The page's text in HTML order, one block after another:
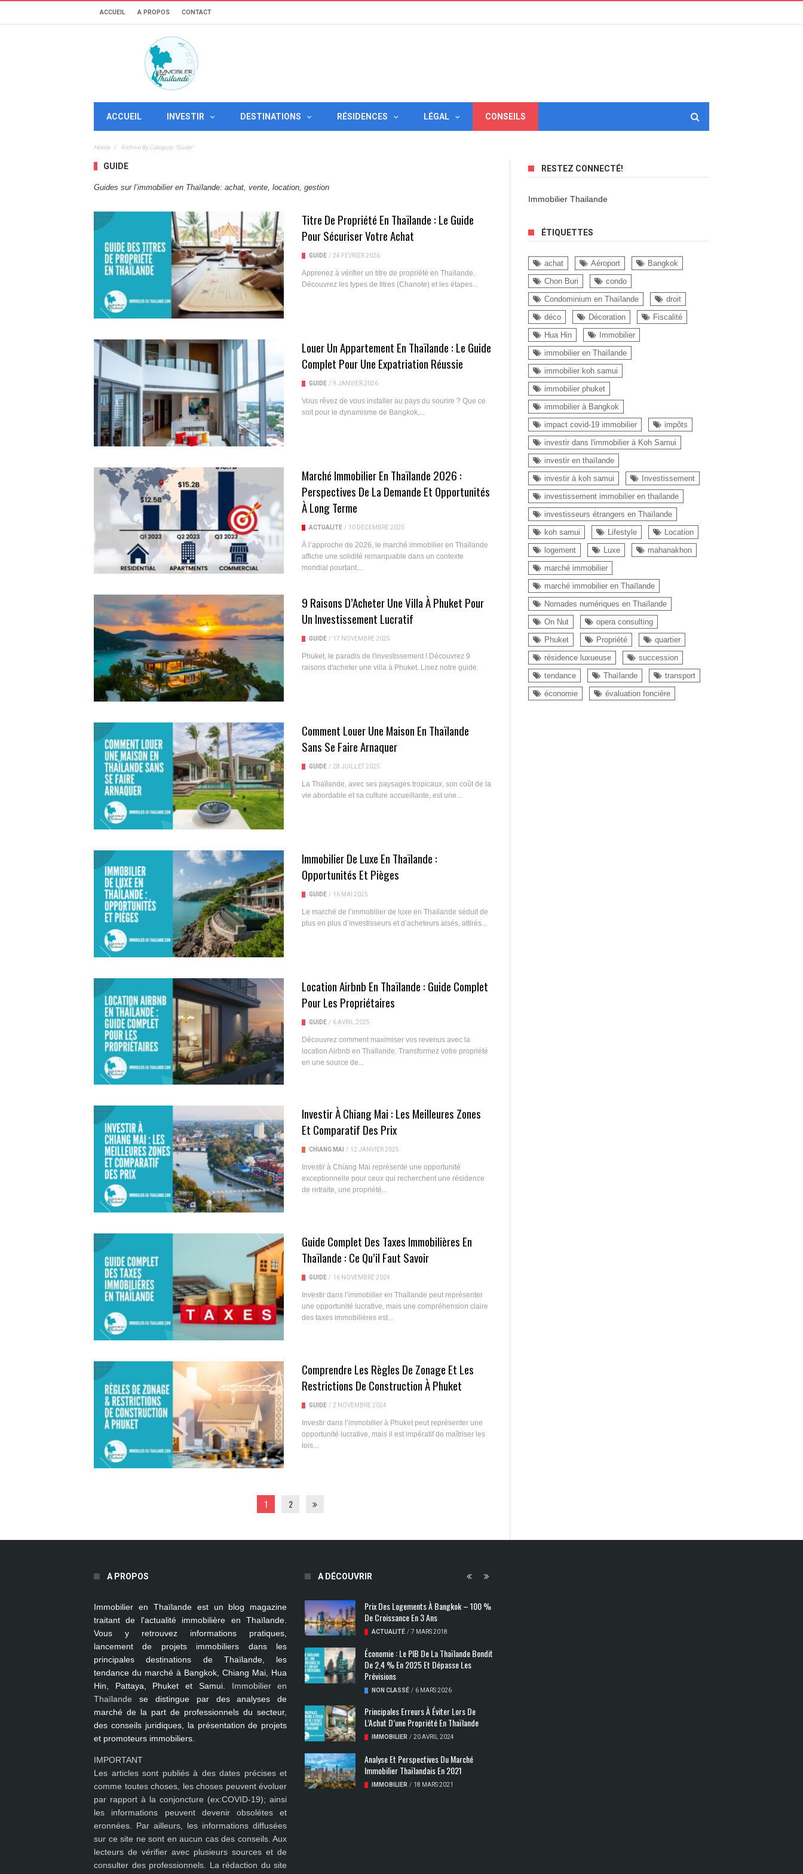
ACCUEIL A PROPOS CONTACT
ACCUEIL INVESTIR DESTINATIONS RÉSIDENCES LÉGAL CONSEILS
Home Archive By Category "Guide"
GUIDE
Guides sur l’immobilier en Thaïlande: achat, vente, location, gestion
Titre De Propriété En Thaïlande : Le Guide
Pour Sécuriser Votre Achat
GUIDE / 24 FÉVRIER 2026
Apprenez à vérifier un titre de propriété en Thaïlande.
Découvrez les types de titres (Chanote) et les étapes...
Louer Un Appartement En Thaïlande : Le Guide
Complet Pour Une Expatriation Réussie
GUIDE / 9 JANVIER 2026
Vous rêvez de vous installer au pays du sourire ? Que ce
soit pour le dynamisme de Bangkok,...
Marché Immobilier En Thaïlande 2026 :
Perspectives De La Demande Et Opportunités
À Long Terme
ACTUALITÉ / 10 DÉCEMBRE 2025
À l’approche de 2026, le marché immobilier en Thaïlande
affiche une solidité remarquable dans un contexte
mondial pourtant...
9 Raisons D’Acheter Une Villa À Phuket Pour
Un Investissement Lucratif
GUIDE / 17 NOVEMBRE 2025
Phuket, le paradis de l'investissement ! Découvrez 9
raisons d'acheter une villa à Phuket. Lisez notre guide.
Comment Louer Une Maison En Thaïlande
Sans Se Faire Arnaquer
GUIDE / 28 JUILLET 2025
La Thaïlande, avec ses paysages tropicaux, son coût de la
vie abordable et sa culture accueillante, est une...
Immobilier De Luxe En Thaïlande :
Opportunités Et Pièges
GUIDE / 16 MAI 2025
Le marché de l’immobilier de luxe en Thaïlande séduit de
plus en plus d’investisseurs et d’acheteurs aisés, attirés...
Location Airbnb En Thaïlande : Guide Complet
Pour Les Propriétaires
GUIDE / 6 AVRIL 2025
Découvrez comment maximiser vos revenus avec la
location Airbnb en Thaïlande. Transformez votre propriété
en une source de...
Investir À Chiang Mai : Les Meilleures Zones
Et Comparatif Des Prix
CHIANG MAI / 12 JANVIER 2025
Investir à Chiang Mai représente une opportunité
exceptionnelle pour ceux qui recherchent une résidence
de retraite, une propriété...
Guide Complet Des Taxes Immobilières En
Thaïlande : Ce Qu’il Faut Savoir
GUIDE / 16 NOVEMBRE 2024
Investir dans l’immobilier en Thaïlande peut représenter
une opportunité lucrative, mais une compréhension claire
des taxes immobilières est...
Comprendre Les Règles De Zonage Et Les
Restrictions De Construction À Phuket
GUIDE / 2 NOVEMBRE 2024
Investir dans l’immobilier à Phuket peut représenter une
opportunité lucrative, mais il est impératif de maîtriser les
lois...
1 2
RESTEZ CONNECTÉ!
Immobilier Thailande
ÉTIQUETTES
achat Aéroport
Bangkok
Chon Buri
condo
Condominium en Thaïlande
droit
déco
Décoration
Fiscalité
Hua Hin
Immobilier
immobilier en Thaïlande
immobilier koh samui
immobilier phuket
immobilier à Bangkok
impact covid-19 immobilier
impôts
investir dans l'immobilier à Koh Samui
investir en thaïlande
investir à koh samui
Investissement
investissement immobilier en thailande
investisseurs étrangers en Thaïlande
koh samui
Lifestyle
Location
logement
Luxe
mahanakhon
marché immobilier
marché immobilier en Thaïlande
Nomades numériques en Thaïlande
On Nut
opera consulting
Phuket
Propriété
quartier
résidence luxueuse
succession
tendance
Thaïlande
transport
économie
évaluation foncière
A PROPOS
Immobilier en Thaïlandeest un blog magazine
traitant de l'actualité immobilière en Thaïlande.
Vous y retrouvez informations pratiques,
lancement de projets immobiliers dans les
principales destinations de Thaïlande, les
tendance du marché à Bangkok, Chiang Mai, Hua
Hin, Pattaya, Phuket et Samui. Immobilier en
Thaïlande se distingue par des analyses de
marché de la part de professionnels du secteur,
des conseils juridiques, la présentation de projets
et promoteurs immobiliers.
IMPORTANT
Les articles sont publiés à des dates précises et
comme toutes choses, les choses peuvent évoluer
par rapport à la conjoncture (ex:COVID-19); ainsi
les informations peuvent devenir obsolétes et
eronnées . Par ailleurs, les informations diffusées
sur ce site ne sont en aucun cas des conseils. Aux
lecteurs de vérifier avec plusieurs sources et de
consulter des professionnels. La rédaction du site
A DÉCOUVRIR
Prix Des Logements À Bangkok – 100 %
De Croissance En 3 Ans
ACTUALITÉ / 7 MARS 2018
​Économie : Le PIB De La Thaïlande Bondit
De 2,4 % En 2025 Et Dépasse Les
Prévisions
NON CLASSÉ / 6 MARS 2026
Principales Erreurs À Éviter Lors De
L’Achat D’une Propriété En Thaïlande
IMMOBILIER / 20 AVRIL 2024
Analyse Et Perspectives Du Marché
Immobilier Thaïlandais En 2021
IMMOBILIER / 18 MARS 2021